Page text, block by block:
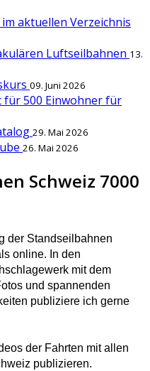
aktuellen Verzeichnis
Luftseilbahnen 13.
09. Juni 2026
für 500 Einwohner für
29. Mai 2026
26. Mai 2026
Schweiz 7000
der Standseilbahnen
online. In den
mit dem
und spannenden
publiziere ich gerne
der Fahrten mit allen
publizieren.